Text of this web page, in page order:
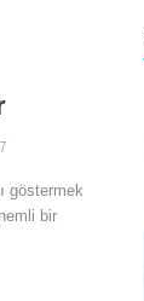
göstermek
bir